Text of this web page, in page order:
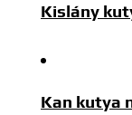
Kislány
Kan kutya